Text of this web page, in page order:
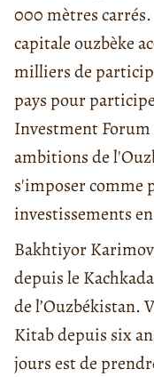
000 mètres
capitale ouzbèke
milliers de
pays pour
Investment
ambitions de
s'imposer comme
investissements
Bakhtiyor
depuis le
de l’Ouzbékistan.
Kitab depuis six
jours est de